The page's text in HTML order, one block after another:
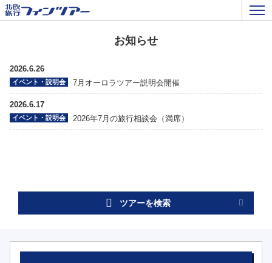
お知らせ
2026.6.26
イベント・説明会 7月オーロラツアー説明会開催
2026.6.17
イベント・説明会 2026年7月の旅行相談会（満席）
ツアーを検索